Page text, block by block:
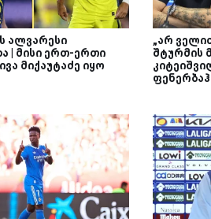
ალვარესი
| მისი ერთ-ერთი
მიქაუტაძე იყო
„არ
შტურმის